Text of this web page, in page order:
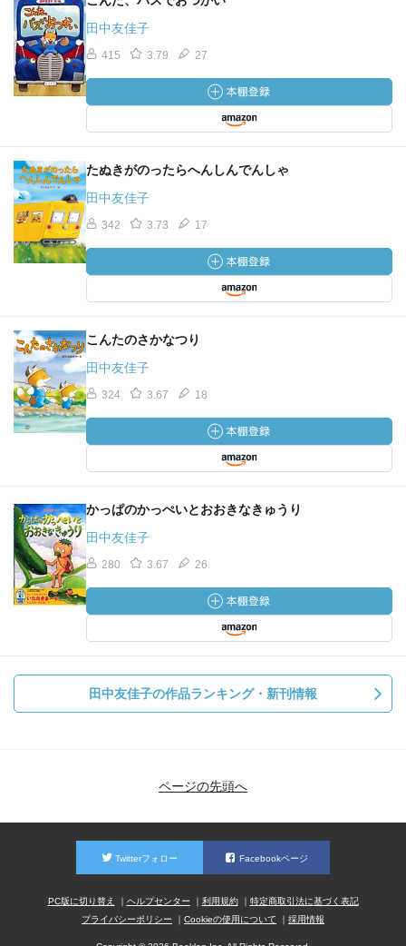
田中友佳子
415 3.79 27
たぬきがのったらへんしんでんしゃ
田中友佳子
342 3.73 17
こんたのさかなつり
田中友佳子
324 3.67 18
かっぱのかっぺいとおおきなきゅうり
田中友佳子
280 3.67 26
田中友佳子の作品ランキング・新刊情報
ページの先頭へ
Twitterフォロー Facebookページ
PC版に切り替え ヘルプセンター 利用規約
特定商取引法に基づく表記
プライバシーポリシー
Cookieの使用について 採用情報